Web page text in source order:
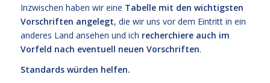
Inzwischen haben wir eine Tabelle mit den wichtigsten
Vorschriften angelegt, die wir uns vor dem Eintritt in ein
anderes Land ansehen und ich recherchiere auch im
Vorfeld nach eventuell neuen Vorschriften.
Standards würden helfen.